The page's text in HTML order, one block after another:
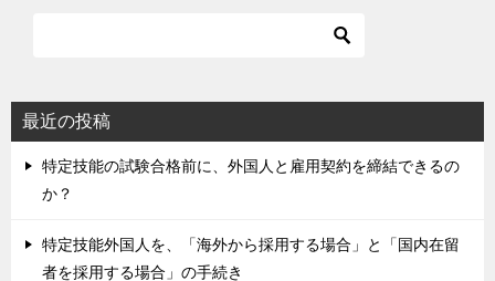
最近の投稿
特定技能の試験合格前に、外国人と雇用契約を締結できるの
か？
特定技能外国人を、「海外から採用する場合」と「国内在留
者を採用する場合」の手続き